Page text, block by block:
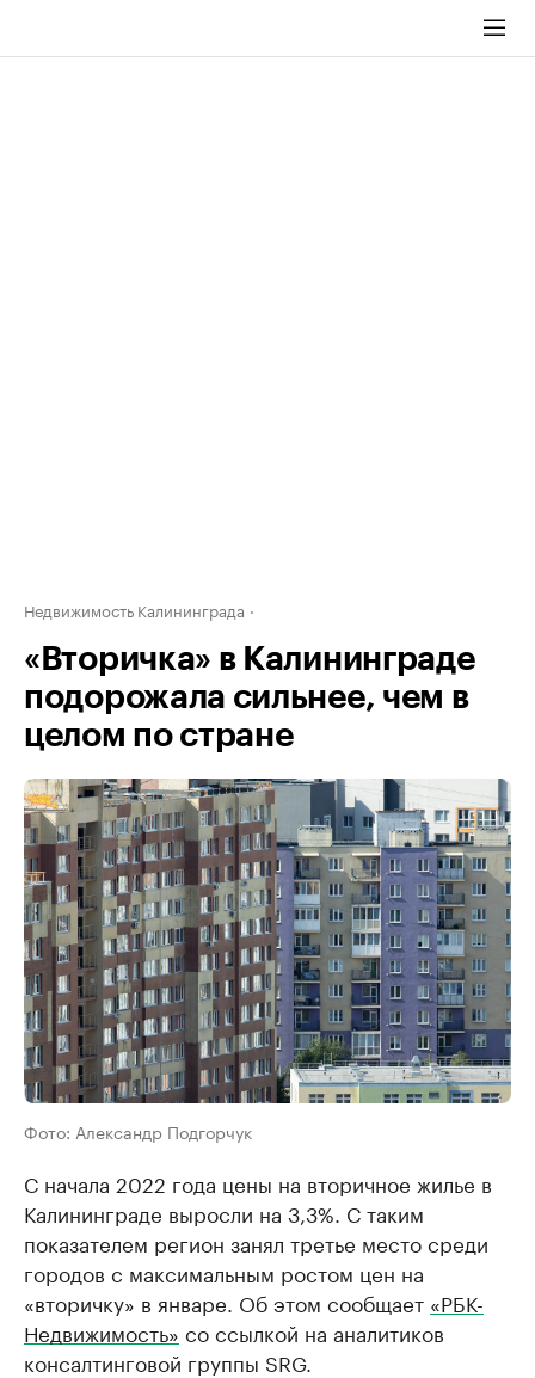
Недвижимость Калининграда
«Вторичка» в Калининграде
подорожала сильнее, чем в
целом по стране
Фото: Александр Подгорчук
С начала 2022 года цены на вторичное жилье в
Калининграде выросли на 3,3%. С таким
показателем регион занял третье место среди
городов с максимальным ростом цен на
«вторичку» в январе. Об этом сообщает «РБК-
Недвижимость» со ссылкой на аналитиков
консалтинговой группы SRG.